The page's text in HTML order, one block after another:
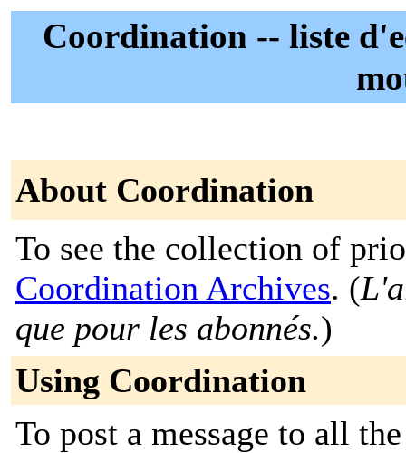
Coordination -- liste
About Coordination
To see the collection of
Coordination Archives. (
que pour les abonnés.)
Using Coordination
To post a message to all